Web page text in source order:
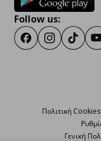
Follow us:
FacebookInstagram
TikTok
Πολιτική Cookies
Γενική